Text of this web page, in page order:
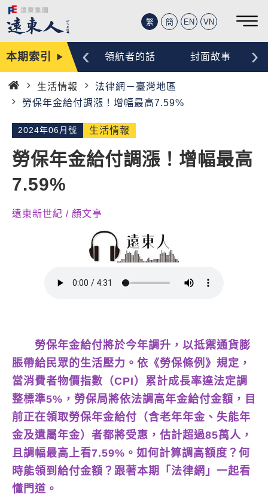
繁 簡 EN VN
本期索引編輯手記 領航者的話 封面故事
‹ ›
首
生活情報
法律網－臺灣地區
勞保年金給付調漲！增幅最高7.59%
2024年06月號 生活情報
勞保年金給付調漲！增幅最高
7.59%
遠東新世紀 / 顏文亭
勞保年金給付將於今年調升，以抵禦通貨膨
脹帶給民眾的生活壓力。依《勞保條例》規定，
當消費者物價指數（CPI）累計成長率達法定調
整標準5%，勞保局將依法調高年金給付金額，目
前正在領取勞保年金給付（含老年年金、失能年
金及遺屬年金）者都將受惠，估計超過85萬人，
且調幅最高上看7.59%。如何計算調高額度？何
時能領到給付金額？跟著本期「法律網」一起看
懂門道。